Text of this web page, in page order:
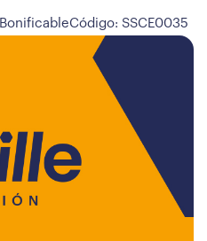
BonificableCódigo: SSCE0035